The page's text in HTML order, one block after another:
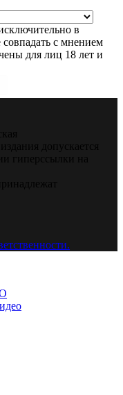
в
с мнением
для лиц 18 лет и
допускается
гиперссылки на